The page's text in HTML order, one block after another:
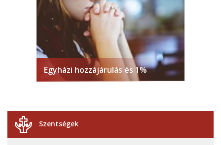
Egyházi hozzájárulás és 1%
Szentségek